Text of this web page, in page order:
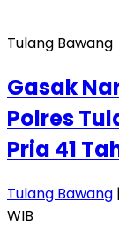
Tulang Bawang
Gasak
Polres
Pria 41
Tulang Bawang
WIB